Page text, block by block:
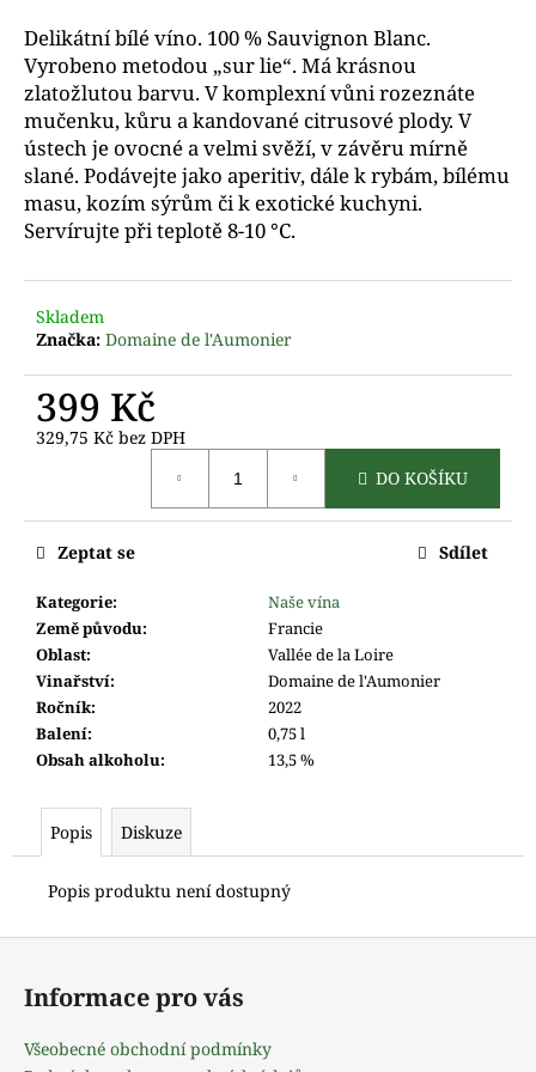
Delikátní bílé víno. 100 % Sauvignon Blanc.
Vyrobeno metodou „sur lie“. Má krásnou
zlatožlutou barvu. V komplexní vůni rozeznáte
mučenku, kůru a kandované citrusové plody. V
ústech je ovocné a velmi svěží, v závěru mírně
slané. Podávejte jako aperitiv, dále k rybám, bílému
masu, kozím sýrům či k exotické kuchyni.
Servírujte při teplotě 8-10 °C.
Skladem
Značka: Domaine de l'Aumonier
399 Kč
329,75 Kč bez DPH
DO KOŠÍKU
Kategorie:
Naše vína
Země původu:
Francie
Oblast:
Vallée de la Loire
Vinařství:
Domaine de l'Aumonier
Ročník:
2022
Balení:
0,75 l
Obsah alkoholu: 13,5 %
Zeptat se Sdílet
Popis Diskuze
Popis produktu není dostupný
a
j
í
t
?
D
o
p
u
č
e
m
Z
Informace pro vás
Všeobecné obchodní podmínky